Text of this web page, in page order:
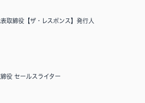
取締役【ザ・レスポンス】発行人
役 セールスライター